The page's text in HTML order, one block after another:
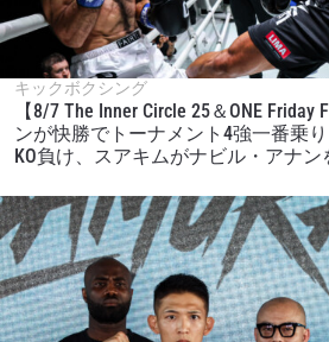
キックボクシング
【8/7 The Inner Circle 25＆ONE
ンが快勝でトーナメント4強一番乗
KO負け、スアキムがナビル・アナン